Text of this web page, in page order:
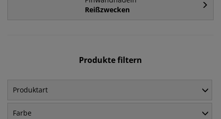
Reißzwecken
Produkte filtern
Produktart
Farbe